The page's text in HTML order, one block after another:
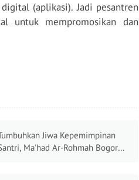
(aplikasi). Jadi pesantren
untuk mempromosikan dan
Jiwa Kepemimpinan
Ma'had Ar-Rohmah Bogor